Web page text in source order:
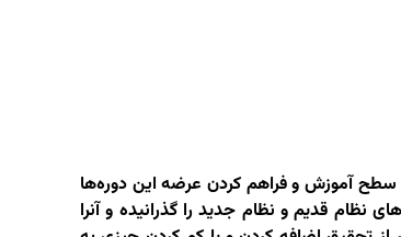
سطح آموزش و فراهم کردن عرضه این دوره‌ها
نظام قدیم و نظام جدید را گذرانیده و آنرا